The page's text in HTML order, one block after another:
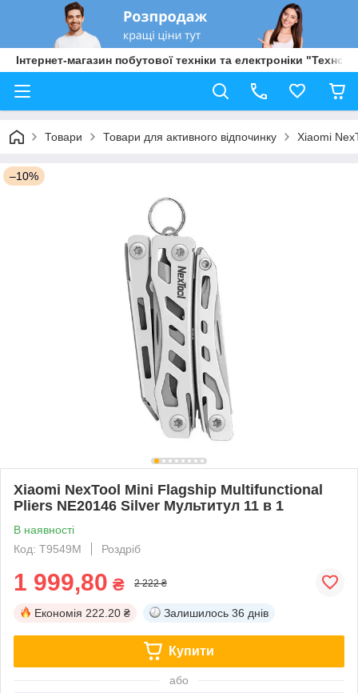
Інтернет-магазин побутової техніки та електроніки "Техно
Товари Товари для активного відпочинку Xiaomi
–10%
Xiaomi NexTool Mini Flagship Multifunctional
Pliers NE20146 Silver Мультитул 11 в 1
В наявності
Код: T9549M
Роздріб
1 999,80 ₴ 2 222 ₴
Економія 222.20 ₴ Залишилось 36 днів
Купити
або